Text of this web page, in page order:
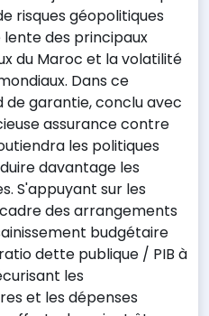
risques géopolitiques
des principaux
du Maroc et la volatilité
Dans ce
garantie, conclu avec
assurance contre
les politiques
davantage les
S'appuyant sur les
des arrangements
budgétaire
dette publique / PIB à
les
et les dépenses